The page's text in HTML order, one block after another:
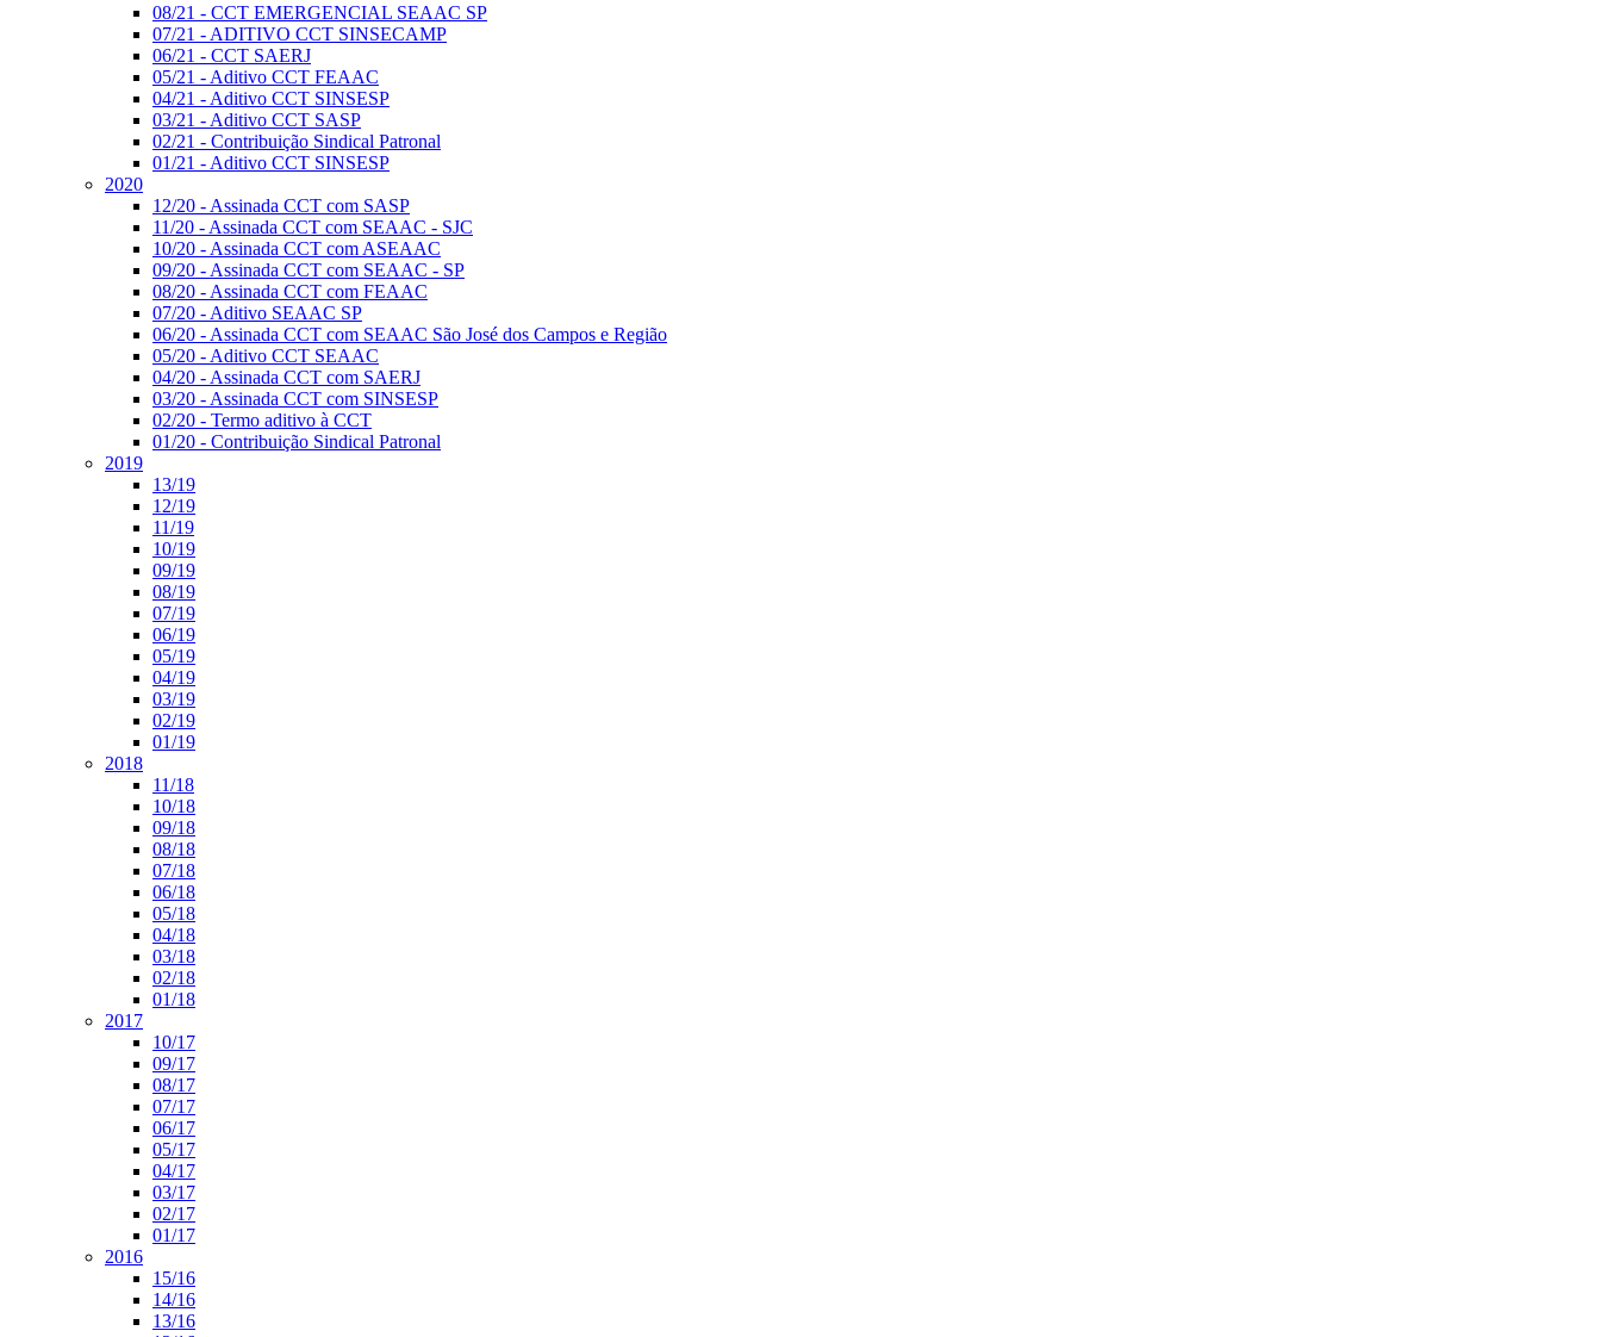
08/21 - CCT EMERGENCIAL SEAAC SP
07/21 - ADITIVO CCT SINSECAMP
06/21 - CCT SAERJ
05/21 - Aditivo CCT FEAAC
04/21 - Aditivo CCT SINSESP
03/21 - Aditivo CCT SASP
02/21 - Contribuição Sindical Patronal
01/21 - Aditivo CCT SINSESP
2020
12/20 - Assinada CCT com SASP
11/20 - Assinada CCT com SEAAC - SJC
10/20 - Assinada CCT com ASEAAC
09/20 - Assinada CCT com SEAAC - SP
08/20 - Assinada CCT com FEAAC
07/20 - Aditivo SEAAC SP
06/20 - Assinada CCT com SEAAC São José dos Campos e Região
05/20 - Aditivo CCT SEAAC
04/20 - Assinada CCT com SAERJ
03/20 - Assinada CCT com SINSESP
02/20 - Termo aditivo à CCT
01/20 - Contribuição Sindical Patronal
2019
13/19
12/19
11/19
10/19
09/19
08/19
07/19
06/19
05/19
04/19
03/19
02/19
01/19
2018
11/18
10/18
09/18
08/18
07/18
06/18
05/18
04/18
03/18
02/18
01/18
2017
10/17
09/17
08/17
07/17
06/17
05/17
04/17
03/17
02/17
01/17
2016
15/16
14/16
13/16